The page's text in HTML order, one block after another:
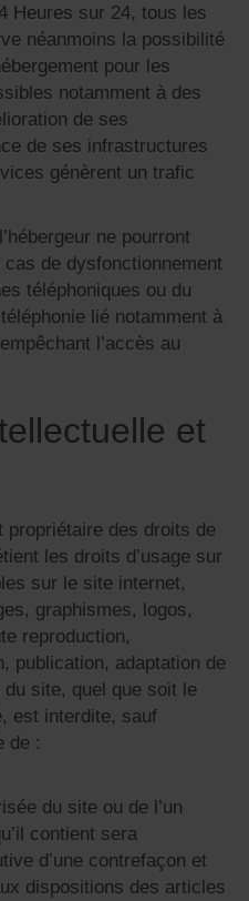
Heures sur 24, tous les
néanmoins la possibilité
pour les
notamment à des
de ses
de ses infrastructures
génèrent un trafic
ne pourront
de dysfonctionnement
téléphoniques ou du
lié notamment à
l’accès au
et
propriétaire des droits de
les droits d’usage sur
sur le site internet,
graphismes, logos,
reproduction,
publication, adaptation de
site, quel que soit le
est interdite, sauf
de :
du site ou de l’un
contient sera
d’une contrefaçon et
dispositions des articles